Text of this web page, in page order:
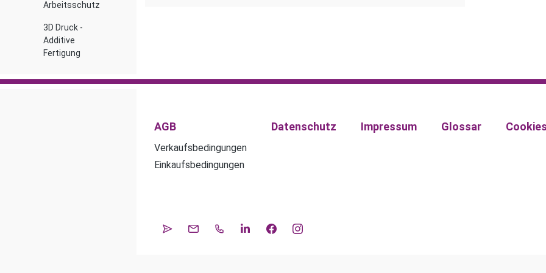
Arbeitsschutz
3D Druck -
Additive
Fertigung
AGB
Verkaufsbedingungen
Einkaufsbedingungen
Datenschutz Impressum Glossar